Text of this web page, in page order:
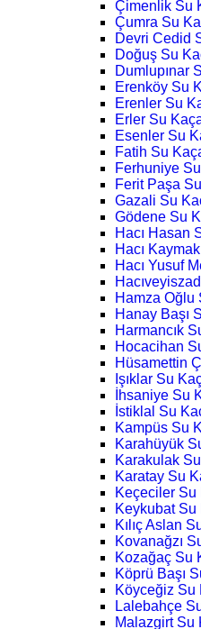
Çimenlik Su
Çumra Su
Devri Cedid
Doğuş Su
Dumlupınar
Erenköy Su
Erenler Su
Erler Su
Esenler Su
Fatih Su
Ferhuniye
Ferit Paşa
Gazali Su
Gödene Su
Hacı Hasan
Hacı
Hacı Yusuf
Hamza Oğlu
Hanay Başı
Harmancık
Hocacihan
Hüsamettin
Işıklar Su
İhsaniye Su
İstiklal Su
Kampüs Su
Karahüyük
Karakulak
Karatay Su
Keçeciler Su
Keykubat Su
Kılıç Aslan
Kovanağzı
Kozağaç Su
Köprü Başı
Köyceğiz Su
Lalebahçe
Malazgirt Su